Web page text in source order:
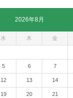
2026年8月
水 木 金
5 6 7
12 13 14
19 20 21